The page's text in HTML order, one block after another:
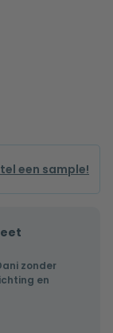
een sample!
zonder
en